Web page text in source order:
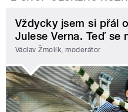
Vždycky jsem si přál
Julese Verna. Teď se
Václav Žmolík, moderátor